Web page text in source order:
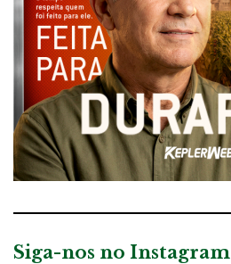
Siga-nos no Instagram